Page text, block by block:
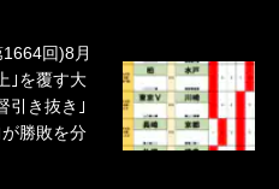
回)8月
｣を覆す大
引き抜き｣
が勝敗を分